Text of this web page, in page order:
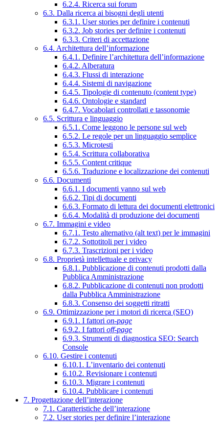
6.2.4. Ricerca sui forum
6.3. Dalla ricerca ai bisogni degli utenti
6.3.1. User stories per definire i contenuti
6.3.2. Job stories per definire i contenuti
6.3.3. Criteri di accettazione
6.4. Architettura dell’informazione
6.4.1. Definire l’architettura dell’informazione
6.4.2. Alberatura
6.4.3. Flussi di interazione
6.4.4. Sistemi di navigazione
6.4.5. Tipologie di contenuto (content type)
6.4.6. Ontologie e standard
6.4.7. Vocabolari controllati e tassonomie
6.5. Scrittura e linguaggio
6.5.1. Come leggono le persone sul web
6.5.2. Le regole per un linguaggio semplice
6.5.3. Microtesti
6.5.4. Scrittura collaborativa
6.5.5. Content critique
6.5.6. Traduzione e localizzazione dei contenuti
6.6. Documenti
6.6.1. I documenti vanno sul web
6.6.2. Tipi di documenti
6.6.3. Formato di lettura dei documenti elettronici
6.6.4. Modalità di produzione dei documenti
6.7. Immagini e video
6.7.1. Testo alternativo (alt text) per le immagini
6.7.2. Sottotitoli per i video
6.7.3. Trascrizioni per i video
6.8. Proprietà intellettuale e privacy
6.8.1. Pubblicazione di contenuti prodotti dalla
Pubblica Amministrazione
6.8.2. Pubblicazione di contenuti non prodotti
dalla Pubblica Amministrazione
6.8.3. Consenso dei soggetti ritratti
6.9. Ottimizzazione per i motori di ricerca (SEO)
6.9.1. I fattori on-page
6.9.2. I fattori off-page
6.9.3. Strumenti di diagnostica SEO: Search
Console
6.10. Gestire i contenuti
6.10.1. L’inventario dei contenuti
6.10.2. Revisionare i contenuti
6.10.3. Migrare i contenuti
6.10.4. Pubblicare i contenuti
7. Progettazione dell’interazione
7.1. Caratteristiche dell’interazione
7.2. User stories per definire l’interazione